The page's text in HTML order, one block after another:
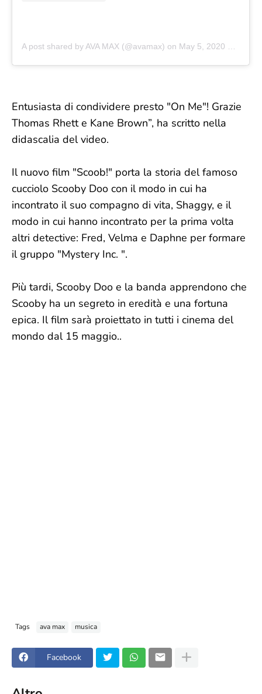
A post shared by AVA MAX (@avamax) on May 5, 2020 at 4:01pm PDT
Entusiasta di condividere presto "On Me"! Grazie
Thomas Rhett e Kane Brown”, ha scritto nella
didascalia del video.
Il nuovo film "Scoob!" porta la storia del famoso
cucciolo Scooby Doo con il modo in cui ha
incontrato il suo compagno di vita, Shaggy, e il
modo in cui hanno incontrato per la prima volta
altri detective: Fred, Velma e Daphne per formare
il gruppo "Mystery Inc. ".
Più tardi, Scooby Doo e la banda apprendono che
Scooby ha un segreto in eredità e una fortuna
epica. Il film sarà proiettato in tutti i cinema del
mondo dal 15 maggio..
Tags ava max musica
Facebook